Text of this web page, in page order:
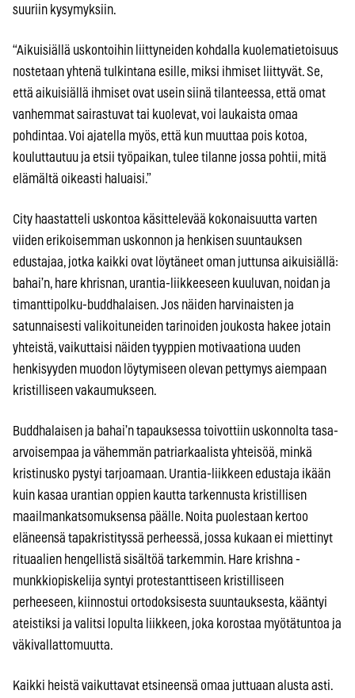
suuriin kysymyksiin.
“Aikuisiällä uskontoihin liittyneiden kohdalla kuolematietoisuus
nostetaan yhtenä tulkintana esille, miksi ihmiset liittyvät. Se,
että aikuisiällä ihmiset ovat usein siinä tilanteessa, että omat
vanhemmat sairastuvat tai kuolevat, voi laukaista omaa
pohdintaa. Voi ajatella myös, että kun muuttaa pois kotoa,
kouluttautuu ja etsii työpaikan, tulee tilanne jossa pohtii, mitä
elämältä oikeasti haluaisi.”
City haastatteli uskontoa käsittelevää kokonaisuutta varten
viiden erikoisemman uskonnon ja henkisen suuntauksen
edustajaa, jotka kaikki ovat löytäneet oman juttunsa aikuisiällä:
bahai’n, hare khrisnan, urantia-liikkeeseen kuuluvan, noidan ja
timanttipolku-buddhalaisen. Jos näiden harvinaisten ja
satunnaisesti valikoituneiden tarinoiden joukosta hakee jotain
yhteistä, vaikuttaisi näiden tyyppien motivaationa uuden
henkisyyden muodon löytymiseen olevan pettymys aiempaan
kristilliseen vakaumukseen.
Buddhalaisen ja bahai’n tapauksessa toivottiin uskonnolta tasa-
arvoisempaa ja vähemmän patriarkaalista yhteisöä, minkä
kristinusko pystyi tarjoamaan. Urantia-liikkeen edustaja ikään
kuin kasaa urantian oppien kautta tarkennusta kristillisen
maailmankatsomuksensa päälle. Noita puolestaan kertoo
eläneensä tapakristityssä perheessä, jossa kukaan ei miettinyt
rituaalien hengellistä sisältöä tarkemmin. Hare krishna -
munkkiopiskelija syntyi protestanttiseen kristilliseen
perheeseen, kiinnostui ortodoksisesta suuntauksesta, kääntyi
ateistiksi ja valitsi lopulta liikkeen, joka korostaa myötätuntoa ja
väkivallattomuutta.
Kaikki heistä vaikuttavat etsineensä omaa juttuaan alusta asti.